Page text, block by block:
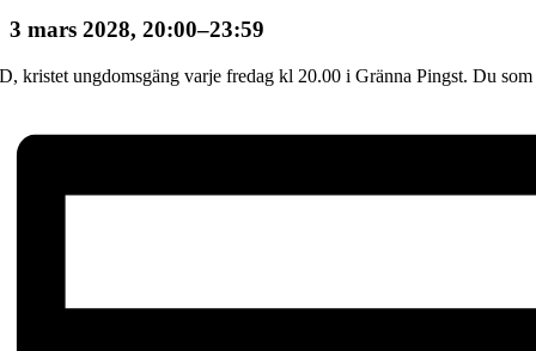
3 mars 2028, 20:00–23:59
kristet ungdomsgäng varje fredag kl 20.00 i Gränna Pingst. Du